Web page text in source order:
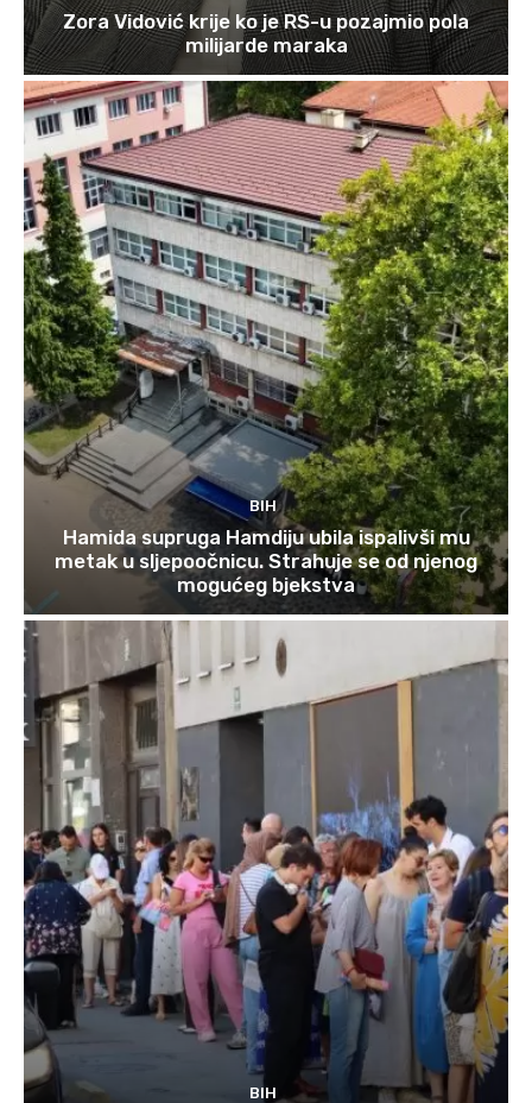
Zora Vidović krije ko je RS-u pozajmio pola
milijarde maraka
BIH
Hamida supruga Hamdiju ubila ispalivši mu
metak u sljepoočnicu. Strahuje se od njenog
mogućeg bjekstva
BIH